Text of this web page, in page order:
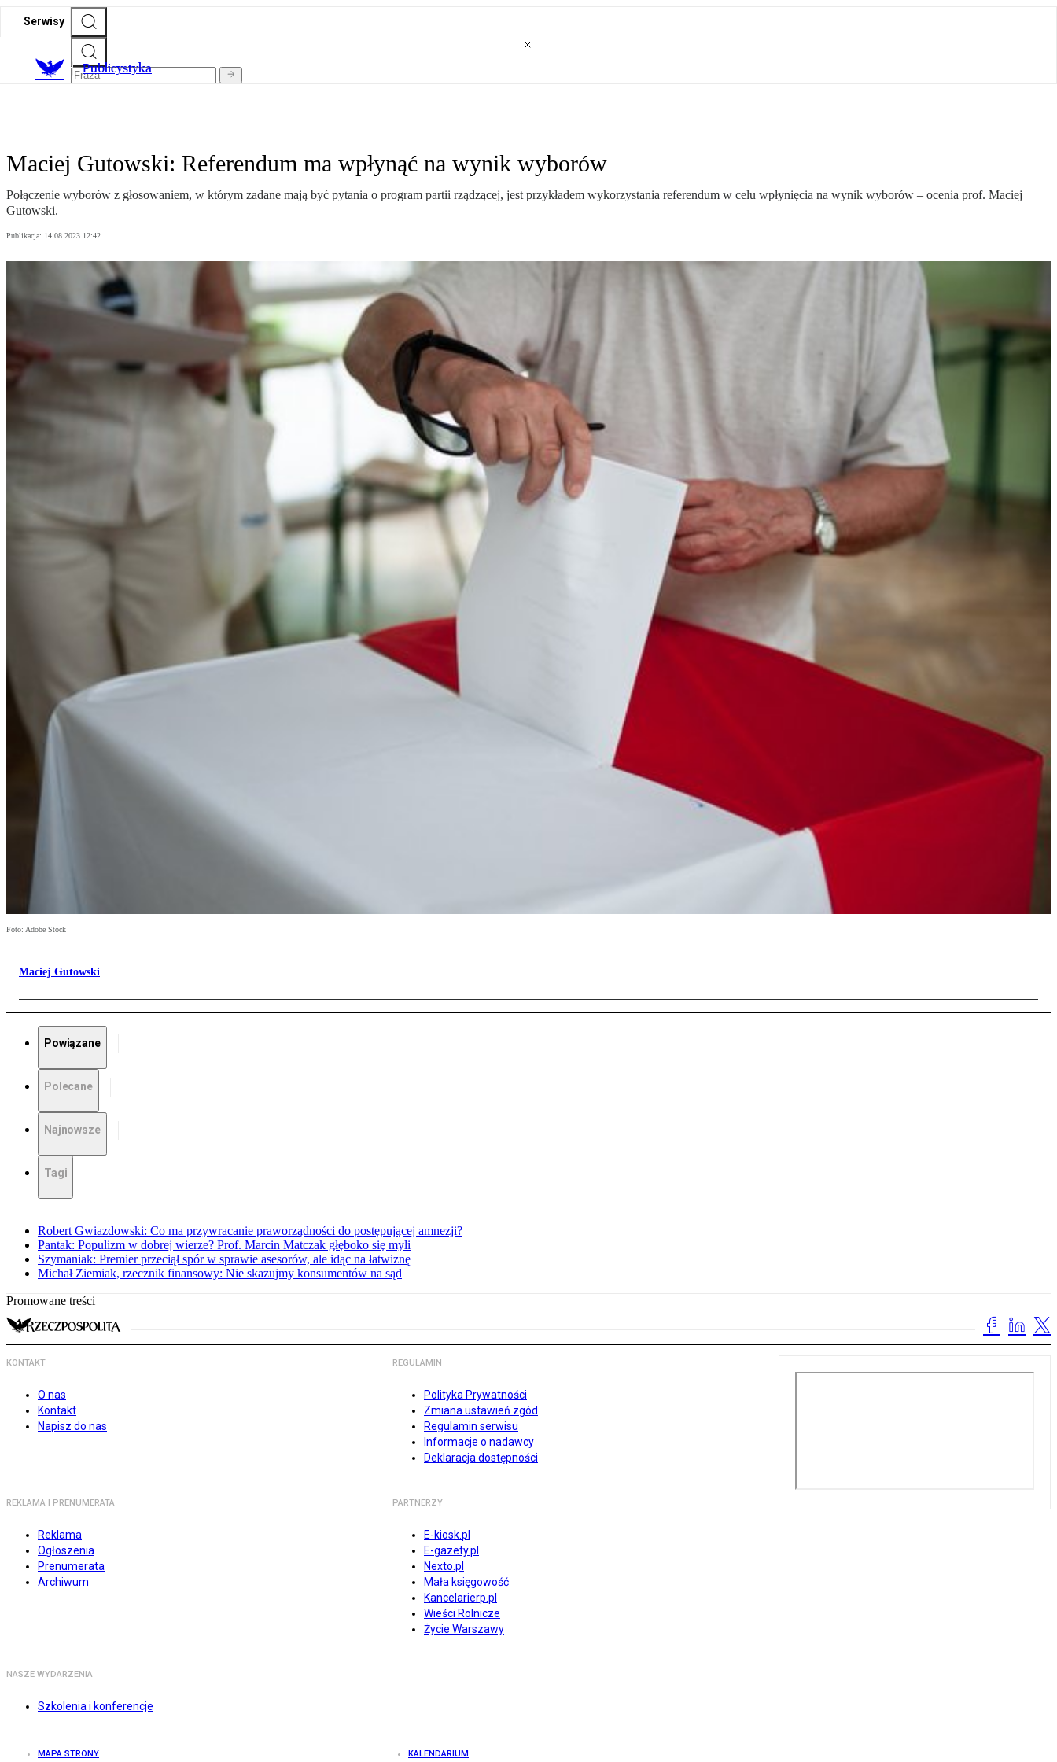
Serwisy
Publicystyka
Maciej Gutowski: Referendum ma wpłynąć na wynik wyborów
Połączenie wyborów z głosowaniem, w którym zadane mają być pytania o program partii rządzącej, jest przykładem wykorzystania referendum w celu wpłynięcia na wynik wyborów – ocenia prof. Maciej
Gutowski.
Publikacja: 14.08.2023 12:42
Foto: Adobe Stock
Maciej Gutowski
Powiązane
Polecane
Najnowsze
Tagi
Robert Gwiazdowski: Co ma przywracanie praworządności do postępującej amnezji?
Pantak: Populizm w dobrej wierze? Prof. Marcin Matczak głęboko się myli
Szymaniak: Premier przeciął spór w sprawie asesorów, ale idąc na łatwiznę
Michał Ziemiak, rzecznik finansowy: Nie skazujmy konsumentów na sąd
Promowane treści
KONTAKT
O nas
Kontakt
Napisz do nas
REGULAMIN
Polityka Prywatności
Zmiana ustawień zgód
Regulamin serwisu
Informacje o nadawcy
Deklaracja dostępności
REKLAMA I PRENUMERATA
Reklama
Ogłoszenia
Prenumerata
Archiwum
PARTNERZY
E-kiosk.pl
E-gazety.pl
Nexto.pl
Mała księgowość
Kancelarierp.pl
Wieści Rolnicze
Życie Warszawy
NASZE WYDARZENIA
Szkolenia i konferencje
MAPA STRONY KALENDARIUM